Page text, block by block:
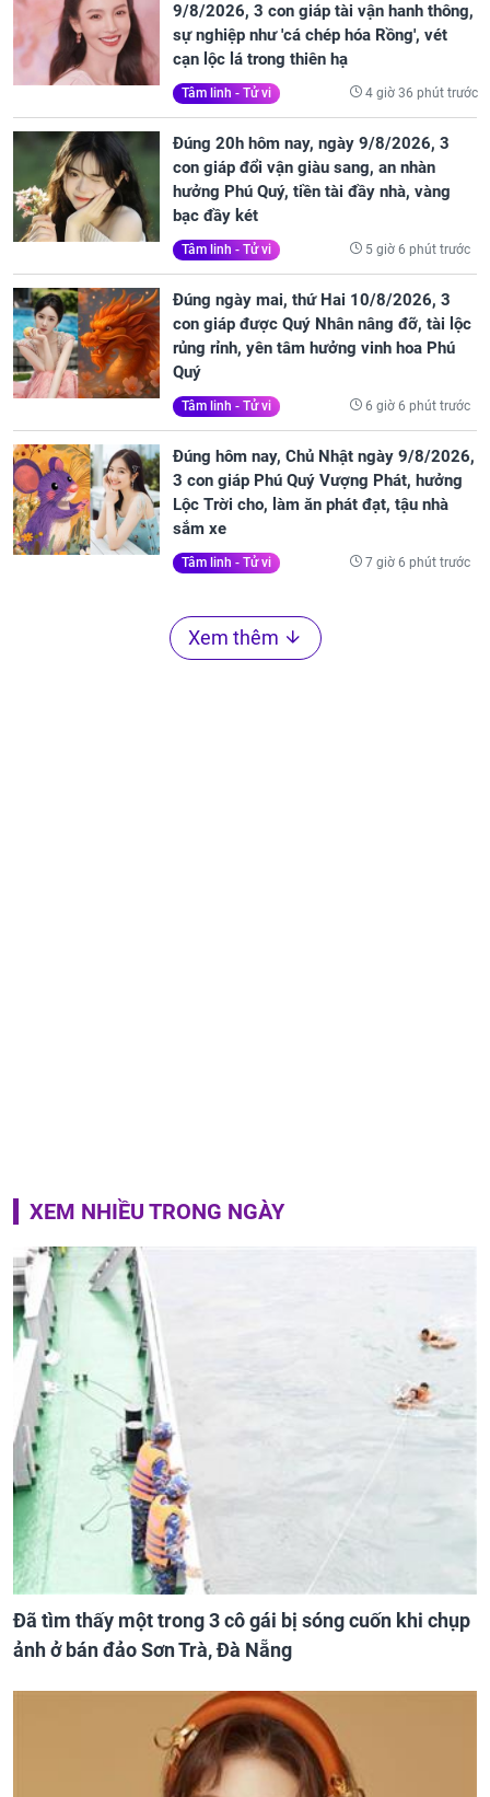
9/8/2026, 3 con giáp tài vận hanh thông,
sự nghiệp như 'cá chép hóa Rồng', vét
cạn lộc lá trong thiên hạ
Tâm linh - Tử vi 4 giờ 36 phút trước
Đúng 20h hôm nay, ngày 9/8/2026, 3
con giáp đổi vận giàu sang, an nhàn
hưởng Phú Quý, tiền tài đầy nhà, vàng
bạc đầy két
Tâm linh - Tử vi 5 giờ 6 phút trước
Đúng ngày mai, thứ Hai 10/8/2026, 3
con giáp được Quý Nhân nâng đỡ, tài lộc
rủng rỉnh, yên tâm hưởng vinh hoa Phú
Quý
Tâm linh - Tử vi 6 giờ 6 phút trước
Đúng hôm nay, Chủ Nhật ngày 9/8/2026,
3 con giáp Phú Quý Vượng Phát, hưởng
Lộc Trời cho, làm ăn phát đạt, tậu nhà
sắm xe
Tâm linh - Tử vi 7 giờ 6 phút trước
Xem thêm
XEM NHIỀU TRONG NGÀY
Đã tìm thấy một trong 3 cô gái bị sóng cuốn khi chụp
ảnh ở bán đảo Sơn Trà, Đà Nẵng